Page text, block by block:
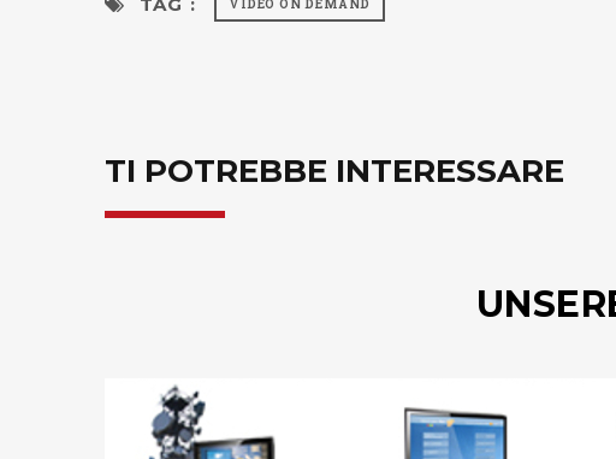
VIDEO ON DEMAND
TI POTREBBE INTERESSARE